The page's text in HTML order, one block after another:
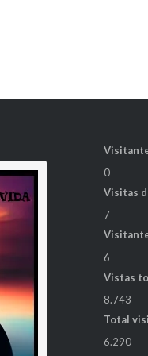
0
Visitas
7
6
Vistas
8.743
Total
6.290